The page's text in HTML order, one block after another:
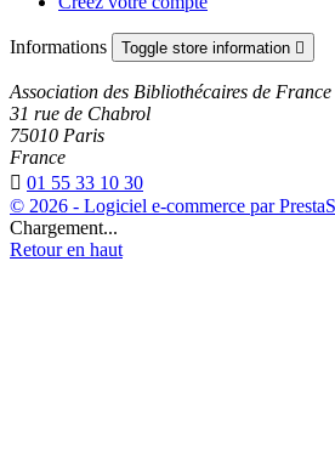
Informations Toggle store information 
Association des Bibliothécaires de France
31 rue de Chabrol
75010 Paris
France
 01 55 33 10 30
© 2026 - Logiciel e-commerce par
Chargement...
Retour en haut